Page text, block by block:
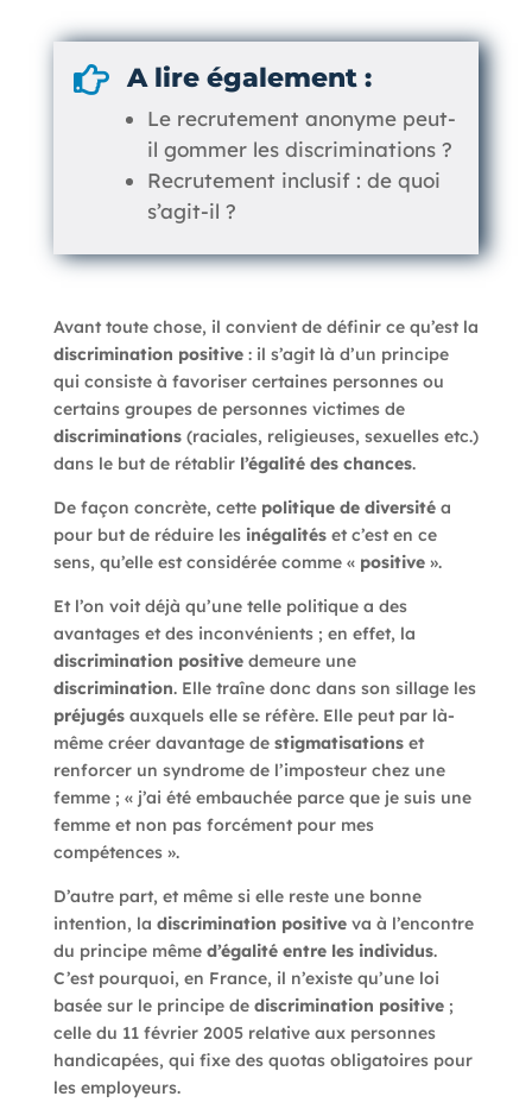
 A lire également :
Le recrutement anonyme peut-
il gommer les discriminations ?
Recrutement inclusif : de quoi
s’agit-il ?
Avant toute chose, il convient de définir ce qu’est la
discrimination positive: il s’agit là d’un principe
qui consiste à favoriser certaines personnes ou
certains groupes de personnes victimes de
discriminations(raciales, religieuses, sexuelles etc.)
dans le but de rétablir l’égalité des chances.
De façon concrète, cette politique de diversitéa
pour but de réduire les inégalitéset c’est en ce
sens, qu’elle est considérée comme « positive».
Et l’on voit déjà qu’une telle politique a des
avantages et des inconvénients ; en effet, la
discrimination positivedemeure une
discrimination. Elle traîne donc dans son sillage les
préjugésauxquels elle se réfère. Elle peut par là-
même créer davantage de stigmatisationset
renforcer un syndrome de l’imposteur chez une
femme ; « j’ai été embauchée parce que je suis une
femme et non pas forcément pour mes
compétences ».
D’autre part, et même si elle reste une bonne
intention, la discrimination positiveva à l’encontre
du principe même d’égalité entre les individus.
C’est pourquoi, en France, il n’existe qu’une loi
basée sur le principe de discrimination positive;
celle du 11 février 2005 relative aux personnes
handicapées, qui fixe des quotas obligatoires pour
les employeurs.